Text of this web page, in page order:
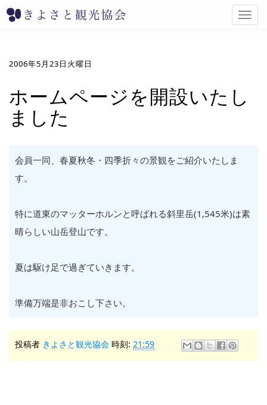
T
o
a
2006年5月23日火曜日
ホームページを開設いたし
ました
会員一同、春夏秋冬・四季折々の景観をご紹介いたしま
す。
特に道東のマッターホルンと呼ばれる斜里岳(1,545米)は素
晴らしい山岳登山です。
夏は駆け足で過ぎていきます。
準備万端是非おこし下さい。
投稿者 きよさと観光協会 時刻: 21:59